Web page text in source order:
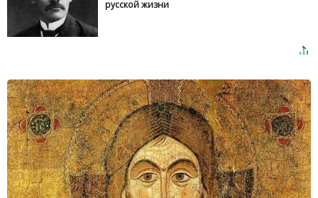
русской жизни